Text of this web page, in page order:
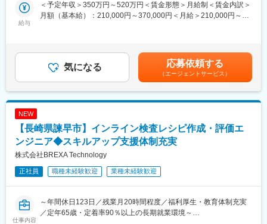
にいたるまでその用途に広がりをみせています。これからも暮ら
しの安全が “当たり前”であり続けるために、私たちは歩んでまい
■業務詳細：
・新規デバイスに対応したプロセス条件の確立と工程立ち上げ
■魅力・やりがい：
・世界トップレベルの高効率Fab実現に貢献できる技術職
・製造現場に近い環境で、実践的なプロセス改善に携われる
・多様な設備・工程に関わることで技術スキルを幅広く習得可能
■当社だからこそ実現できるエンジニアとしての未来がある：
＜お取引社数3,900社＞
同業他社と比較をしても圧倒的なお取引社数を誇る当社。
当社独占のプロジェクトも多数あり、当社だからこそ挑戦できる
仕事があります。
エンジニアの方を対象に社内でのキャリアチェンジを支援する制
度です。
給与
＜予定年収＞350万円～520万円＜賃金形態＞月給制＜賃金内訳＞
月額（基本給）：210,000円～370,000円＜月給＞210,000円～
給：年1回（4月）賃金はあくまでも目安の金額であり、選考を通
じて上下する可能性があります。月給(月額)は固定手当を含めた表
記です。
気になる 応募依頼する
（エージェントサービス）
NEW
【長崎県諫早市】インライン検査レシピ作成・評価エ
ンジニア◆スキルアップ支援体制充実
株式会社BREXA Technology
正社員 職種未経験歓迎 業種未経験歓迎
仕事内容
～年間休日123日／残業月20時間程度／福利厚生・教育体制充実
／定年65歳・定着率90％以上の長期就業環境～